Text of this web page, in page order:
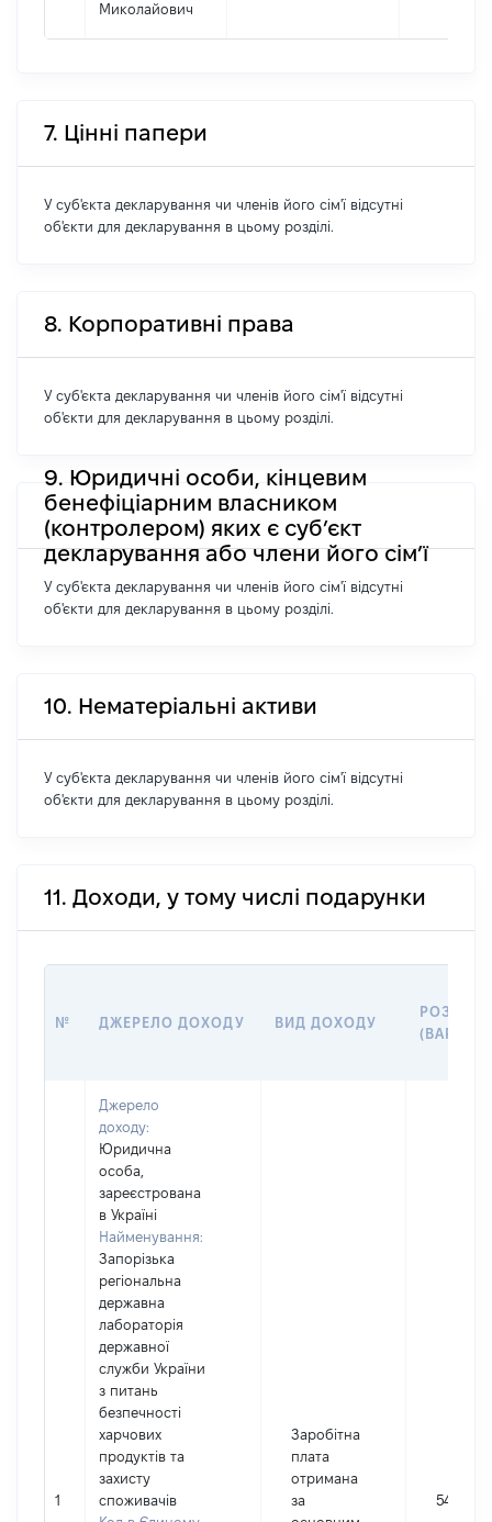
Миколайович
7. Цінні папери
У суб'єкта декларування чи членів його сім'ї відсутні
об'єкти для декларування в цьому розділі.
8. Корпоративні права
У суб'єкта декларування чи членів його сім'ї відсутні
об'єкти для декларування в цьому розділі.
9. Юридичні особи, кінцевим
бенефіціарним власником
(контролером) яких є суб’єкт
декларування або члени його сім’ї
У суб'єкта декларування чи членів його сім'ї відсутні
об'єкти для декларування в цьому розділі.
10. Нематеріальні активи
У суб'єкта декларування чи членів його сім'ї відсутні
об'єкти для декларування в цьому розділі.
11. Доходи, у тому числі подарунки
№ ДЖЕРЕЛО ДОХОДУ ВИД ДОХОДУ
РОЗМІР
1
Джерело
доходу:
Юридична
особа,
зареєстрована
в Україні
Найменування:
Запорізька
регіональна
державна
лабораторія
державної
служби України
з питань
безпечності
харчових
продуктів та
захисту
споживачів
Заробітна
плата
отримана
за
54323